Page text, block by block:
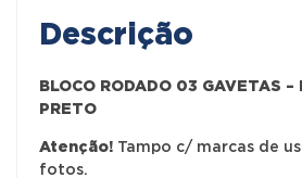
Descrição
BLOCO RODADO 03 GAVETAS
PRETO
Atenção! Tampo c/ marcas de
fotos.